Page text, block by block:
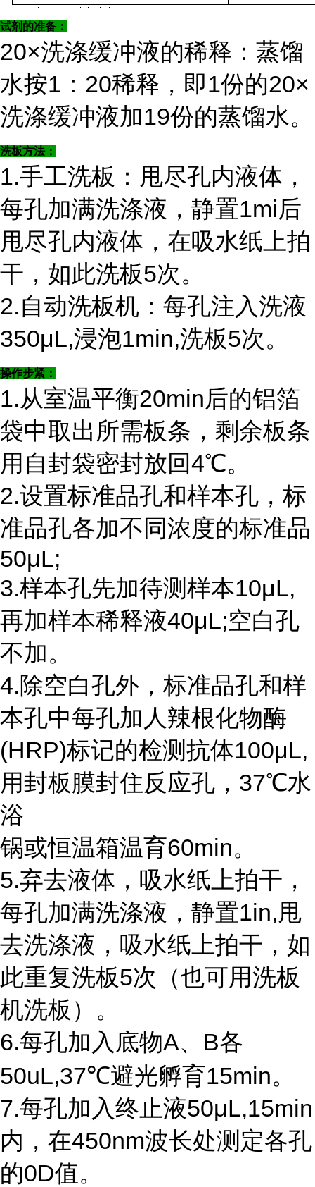
试剂的准备：
20×洗涤缓冲液的稀释：蒸馏
水按1：20稀释，即1份的20×
洗涤缓冲液加19份的蒸馏水。
洗板方法：
1.手工洗板：甩尽孔内液体，
每孔加满洗涤液，静置1mi后
甩尽孔内液体，在吸水纸上拍
干，如此洗板5次。
2.自动洗板机：每孔注入洗液
350μL,浸泡1min,洗板5次。
操作步紧：
1.从室温平衡20min后的铝箔
袋中取出所需板条，剩余板条
用自封袋密封放回4℃。
2.设置标准品孔和样本孔，标
准品孔各加不同浓度的标准品
50μL;
3.样本孔先加待测样本10μL,
再加样本稀释液40μL;空白孔
不加。
4.除空白孔外，标准品孔和样
本孔中每孔加人辣根化物酶
(HRP)标记的检测抗体100μL,
用封板膜封住反应孔，37℃水
浴
锅或恒温箱温育60min。
5.弃去液体，吸水纸上拍干，
每孔加满洗涤液，静置1in,甩
去洗涤液，吸水纸上拍干，如
此重复洗板5次（也可用洗板
机洗板）。
6.每孔加入底物A、B各
50uL,37℃避光孵育15min。
7.每孔加入终止液50μL,15min
内，在450nm波长处测定各孔
的0D值。